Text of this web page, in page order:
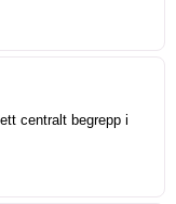
centralt begrepp i